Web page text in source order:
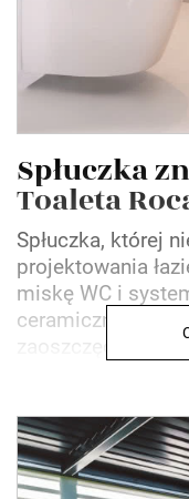
Spłuczka
Toaleta
Spłuczka, której
projektowania
miskę WC i
ceramicznej
zaoszczędzić